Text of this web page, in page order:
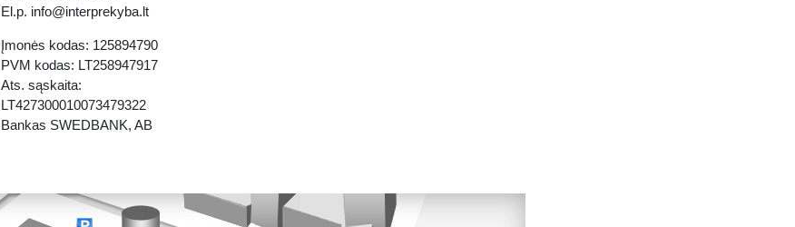
El.p. info@interprekyba.lt
Įmonės kodas: 125894790
PVM kodas: LT258947917
Ats. sąskaita:
LT427300010073479322
Bankas SWEDBANK, AB